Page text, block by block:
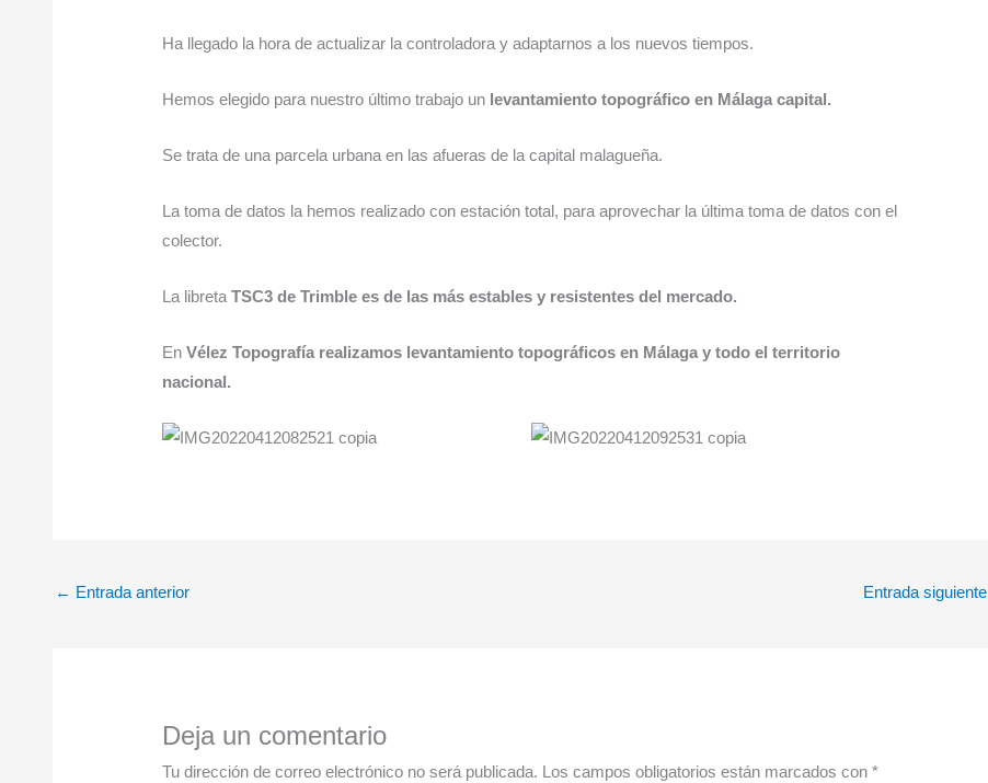
Ha llegado la hora de actualizar la controladora y adaptarnos a los nuevos tiempos.
Hemos elegido para nuestro último trabajo un levantamiento topográfico en Málaga capital.
Se trata de una parcela urbana en las afueras de la capital malagueña.
La toma de datos la hemos realizado con estación total, para aprovechar la última toma de datos con el
colector.
La libretaTSC3 de Trimble es de las más estables y resistentes del mercado.
EnVélez Topografía realizamos levantamiento topográficos en Málaga y todo el territorio
nacional.
← Entrada anterior Entrada siguiente
Deja un comentario
Tu dirección de correo electrónico no será publicada. Los campos obligatorios están marcados con*